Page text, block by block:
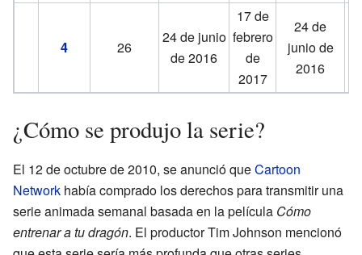
4 26
24 de junio
de 2016
17 de
febrero
de
2017
24 de
junio de
2016
¿Cómo se produjo la serie?
El 12 de octubre de 2010, se anunció queCartoon
Network había comprado los derechos para transmitir una
serie animada semanal basada en la película Cómo
entrenar a tu dragón. El productor Tim Johnson mencionó